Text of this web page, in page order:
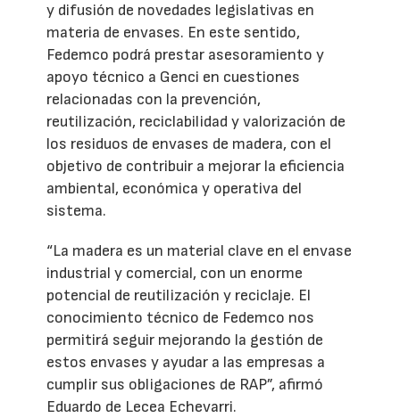
y difusión de novedades legislativas en
materia de envases. En este sentido,
Fedemco podrá prestar asesoramiento y
apoyo técnico a Genci en cuestiones
relacionadas con la prevención,
reutilización, reciclabilidad y valorización de
los residuos de envases de madera, con el
objetivo de contribuir a mejorar la eficiencia
ambiental, económica y operativa del
sistema.
“La madera es un material clave en el envase
industrial y comercial, con un enorme
potencial de reutilización y reciclaje. El
conocimiento técnico de Fedemco nos
permitirá seguir mejorando la gestión de
estos envases y ayudar a las empresas a
cumplir sus obligaciones de RAP”, afirmó
Eduardo de Lecea Echevarri.